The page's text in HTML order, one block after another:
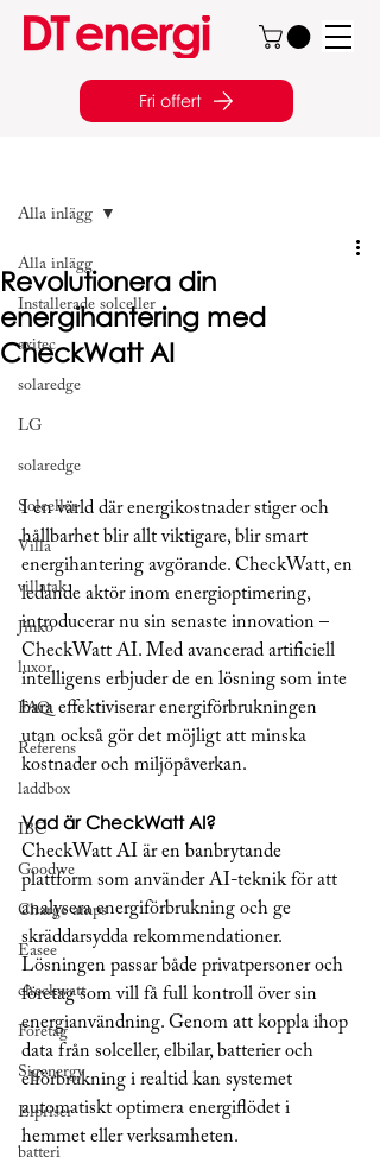
Fri offert
Alla inlägg
Installerade solceller
axitec
solaredge
LG
solaredge
Solceller
Villa
villatak
Jinko
luxor
FAQ
Referens
laddbox
IBC
Goodwe
Charge amps
Easee
checkwatt
Företag
Sigenergy
Elpriser
batteri
Alla inlägg
Revolutionera din
energihantering med
CheckWatt AI
I en värld där energikostnader stiger och
hållbarhet blir allt viktigare, blir smart
energihantering avgörande. CheckWatt, en
ledande aktör inom energioptimering,
introducerar nu sin senaste innovation –
CheckWatt AI. Med avancerad artificiell
intelligens erbjuder de en lösning som inte
bara effektiviserar energiförbrukningen
utan också gör det möjligt att minska
kostnader och miljöpåverkan.
Vad är CheckWatt AI?
CheckWatt AI är en banbrytande
plattform som använder AI-teknik för att
analysera energiförbrukning och ge
skräddarsydda rekommendationer.
Lösningen passar både privatpersoner och
företag som vill få full kontroll över sin
energianvändning. Genom att koppla ihop
data från solceller, elbilar, batterier och
elförbrukning i realtid kan systemet
automatiskt optimera energiflödet i
hemmet eller verksamheten.